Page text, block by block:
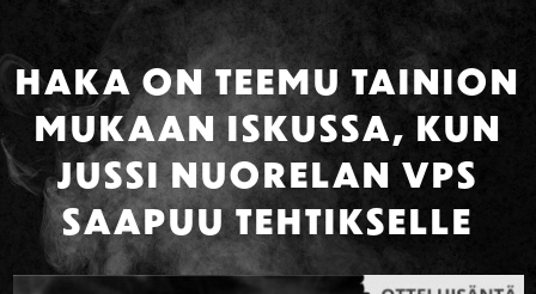
HAKA ON TEEMU TAINION
MUKAAN ISKUSSA, KUN
JUSSI NUORELAN VPS
SAAPUU TEHTIKSELLE